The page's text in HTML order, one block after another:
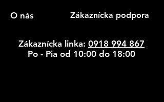
O nás Zákaznícka podpora
Zákaznícka linka: 0918 994 867
Po - Pia od 10:00 do 18:00